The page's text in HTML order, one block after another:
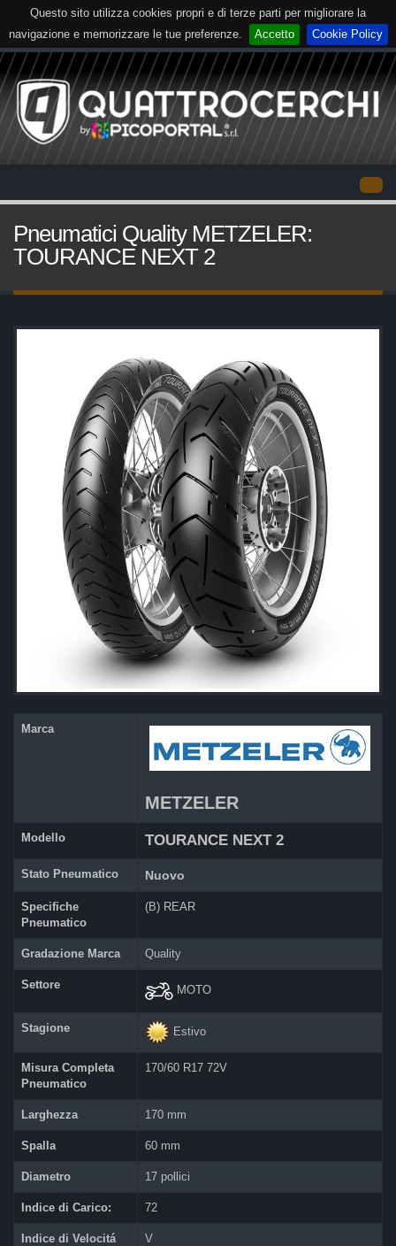
Questo sito utilizza cookies propri e di terze parti per migliorare la
navigazione e memorizzare le tue preferenze.
Accetto Cookie Policy
Pneumatici Quality METZELER:
TOURANCE NEXT 2
Marca
METZELER
Modello TOURANCE NEXT 2
Stato Pneumatico Nuovo
Specifiche
Pneumatico
(B) REAR
Gradazione Marca Quality
Settore MOTO
Stagione Estivo
Misura Completa
Pneumatico
170/60 R17 72V
Larghezza 170 mm
Spalla 60 mm
Diametro 17 pollici
Indice di Carico: 72
Indice di Velocitá V